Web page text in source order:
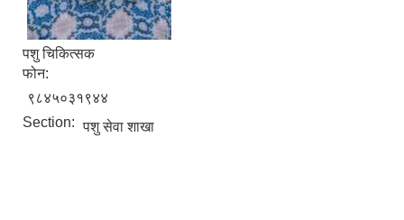
पशु चिकित्सक
फोन:
९८४५०३१९४४
Section: पशु सेवा शाखा